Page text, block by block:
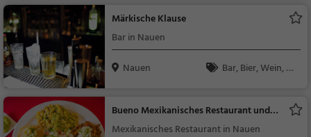
Abendessen, Mittage
ssen, Vegetarisch, Vie
Märkische Klause
Bar in Nauen
Nauen
Bar, Bier, Wein, Sn
Bueno Mexikanisches Restaurant und
Cocktailbar
Mexikanisches Restaurant in Nauen